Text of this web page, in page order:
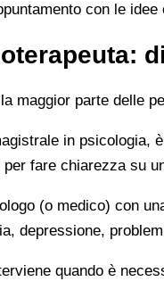
con le
maggior parte delle
in psicologia,
fare chiarezza su
(o medico) con
depressione,
quando è